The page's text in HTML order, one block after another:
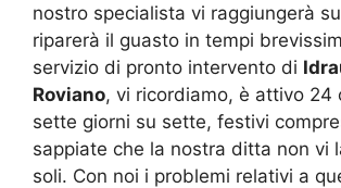
nostro specialista vi raggiungerà
riparerà il guasto in tempi
servizio di pronto intervento di
Roviano, vi ricordiamo, è attivo 24
sette giorni su sette, festivi
sappiate che la nostra ditta non vi
soli. Con noi i problemi relativi a